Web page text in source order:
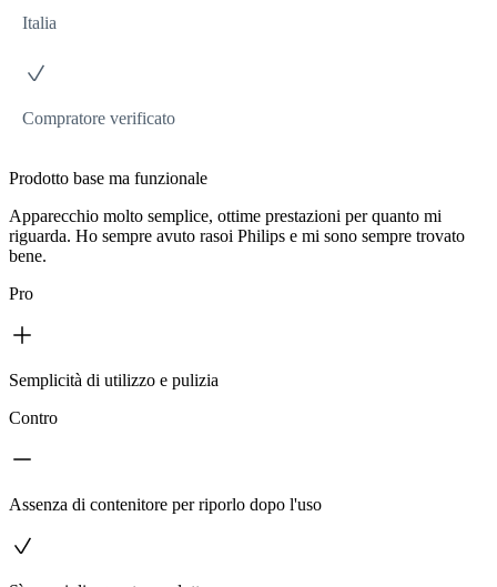
Italia
Compratore verificato
Prodotto base ma funzionale
Apparecchio molto semplice, ottime prestazioni per quanto mi
riguarda. Ho sempre avuto rasoi Philips e mi sono sempre trovato
bene.
Pro
Semplicità di utilizzo e pulizia
Contro
Assenza di contenitore per riporlo dopo l'uso